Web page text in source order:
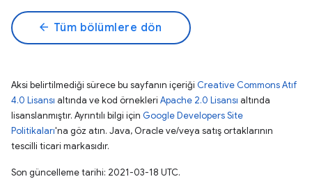
arrow_back Tüm bölümlere dön
Aksi belirtilmediği sürece bu sayfanın içeriği Creative Commons Atıf
4.0 Lisansı altında ve kod örnekleri Apache 2.0 Lisansı altında
lisanslanmıştır. Ayrıntılı bilgi için Google Developers Site
Politikaları'na göz atın. Java, Oracle ve/veya satış ortaklarının
tescilli ticari markasıdır.
Son güncelleme tarihi: 2021-03-18 UTC.